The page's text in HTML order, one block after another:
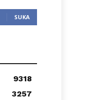
SUKA
9318
3257